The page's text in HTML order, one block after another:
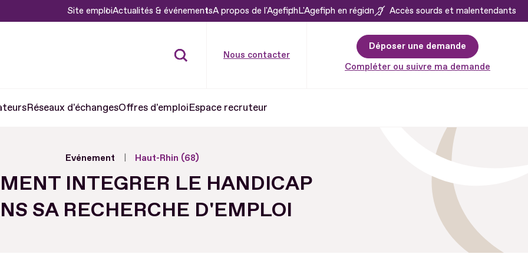
Site emploiActualités & événementsA propos de l'AgefiphL'Agefiph en région Accès sourds et malentendants
Nous contacter
Déposer une demande
Compléter ou suivre ma demande
Réseaux d'échangesOffres d'emploiEspace recruteur
Evénement Haut-Rhin (68)
INTEGRER LE HANDICAP
SA RECHERCHE D'EMPLOI